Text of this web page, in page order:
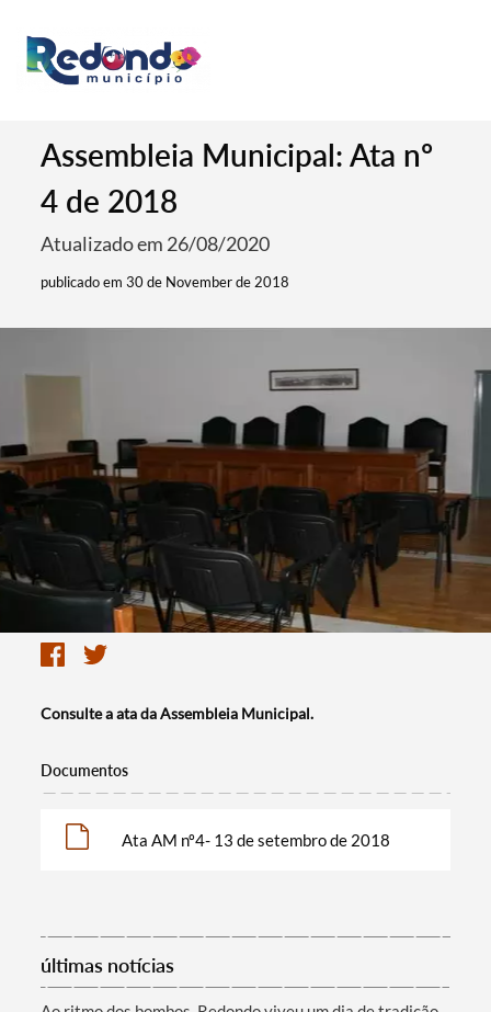
Assembleia Municipal: Ata nº
4 de 2018
Atualizado em 26/08/2020
publicado em 30 de November de 2018
Consulte a ata da Assembleia Municipal.
Documentos
Ata AM nº4- 13 de setembro de 2018
últimas notícias